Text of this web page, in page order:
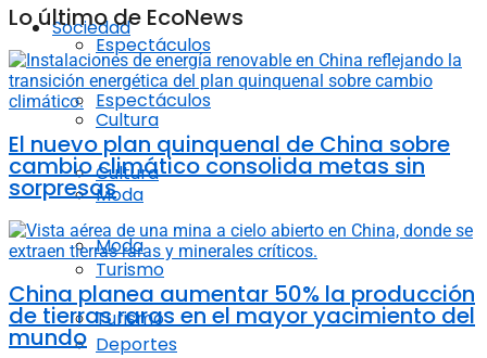
Espectáculos
Cultura
Moda
Turismo
Deportes
Sociedad
Espectáculos
Cultura
Moda
Turismo
Lo último de EcoNews
El nuevo plan quinquenal de China sobre
cambio climático consolida metas sin
sorpresas
China planea aumentar 50% la producción
de tierras raras en el mayor yacimiento del
mundo